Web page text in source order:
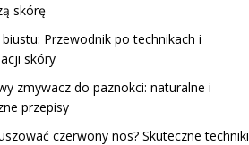
skórę
Przewodnik po technikach i
skóry
zmywacz do paznokci: naturalne i
przepisy
czerwony nos? Skuteczne techniki